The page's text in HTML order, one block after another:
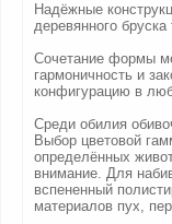
Надёжные
деревянного
Сочетание формы
гармоничность и
конфигурацию в
Среди обилия
Выбор цветовой
определённых
внимание. Для
вспененный
материалов пух,